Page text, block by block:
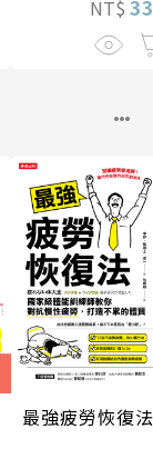
NT$
最強疲勞恢復法